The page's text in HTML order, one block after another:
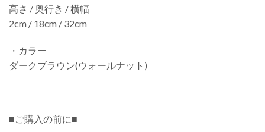
高さ / 奥行き / 横幅
2cm / 18cm / 32cm
・カラー
ダークブラウン(ウォールナット)
■ご購入の前に■